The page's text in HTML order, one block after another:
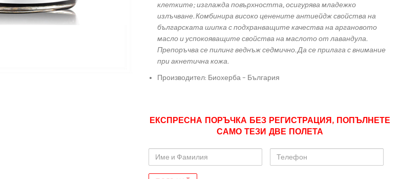
клетките; изглажда повърхността, осигурява младежко
излъчване. Комбинира високо ценените антиейдж свойства на
българската шипка с подхранващите качества на аргановото
масло и успокояващите свойства на маслото от лавандула.
Препоръчва се пилинг веднъж седмично. Да се прилага с внимание
при акнетична кожа.
Производител: Биохерба – България
ЕКСПРЕСНА ПОРЪЧКА БЕЗ РЕГИСТРАЦИЯ, ПОПЪЛНЕТЕ
САМО ТЕЗИ ДВЕ ПОЛЕТА
Име
и
Фамилия
Телефон